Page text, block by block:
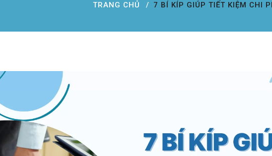
TRANG CHỦ 7 BÍ KÍP GIÚP TIẾT KIỆM CHI